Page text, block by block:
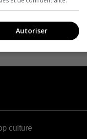
culture
Autoriser